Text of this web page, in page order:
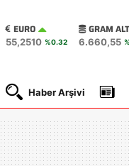
EURO
55,2510 %0.32
GRAM
6.660,55
Haber Arşivi